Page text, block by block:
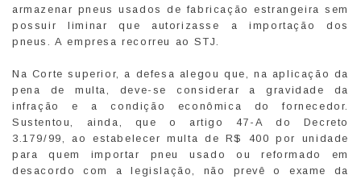
armazenar pneus usados de fabricação estrangeira sem
possuir liminar que autorizasse a importação dos
pneus. A empresa recorreu ao STJ.
Na Corte superior, a defesa alegou que, na aplicação da
pena de multa, deve-se considerar a gravidade da
infração e a condição econômica do fornecedor.
Sustentou, ainda, que o artigo 47-A do Decreto
3.179/99, ao estabelecer multa de R$ 400 por unidade
para quem importar pneu usado ou reformado em
desacordo com a legislação, não prevê o exame da